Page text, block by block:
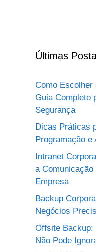
Últimas
Como Escolher
Guia Completo
Segurança
Dicas Práticas
Programação
Intranet
a
Empresa
Backup
Negócios
Offsite Backup:
Não Pode